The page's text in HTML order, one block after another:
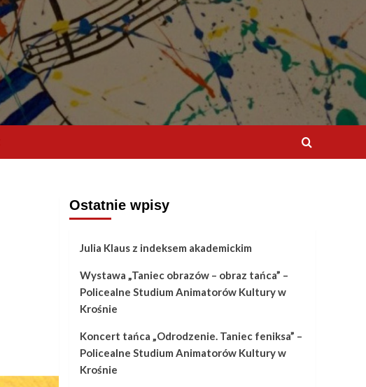
Ostatnie wpisy
Julia Klaus z indeksem akademickim
Wystawa „Taniec obrazów – obraz tańca” –
Policealne Studium Animatorów Kultury w
Krośnie
Koncert tańca „Odrodzenie. Taniec feniksa” –
Policealne Studium Animatorów Kultury w
Krośnie